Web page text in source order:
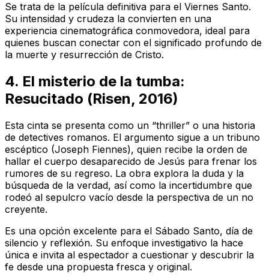
Se trata de la película definitiva para el Viernes Santo.
Su intensidad y crudeza la convierten en una
experiencia cinematográfica conmovedora, ideal para
quienes buscan conectar con el significado profundo de
la muerte y resurrección de Cristo.
4. El misterio de la tumba:
Resucitado (Risen, 2016)
Esta cinta se presenta como un “thriller” o una historia
de detectives romanos. El argumento sigue a un tribuno
escéptico (Joseph Fiennes), quien recibe la orden de
hallar el cuerpo desaparecido de Jesús para frenar los
rumores de su regreso. La obra explora la duda y la
búsqueda de la verdad, así como la incertidumbre que
rodeó al sepulcro vacío desde la perspectiva de un no
creyente.
Es una opción excelente para el Sábado Santo, día de
silencio y reflexión. Su enfoque investigativo la hace
única e invita al espectador a cuestionar y descubrir la
fe desde una propuesta fresca y original.